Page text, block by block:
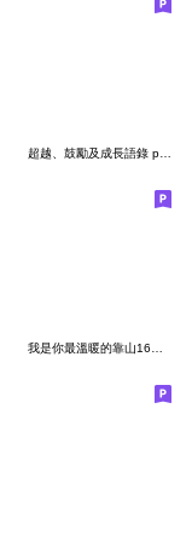
超越、鼓勵及成長語錄 part10
我是你最溫暖的靠山16給你一點鼓勵